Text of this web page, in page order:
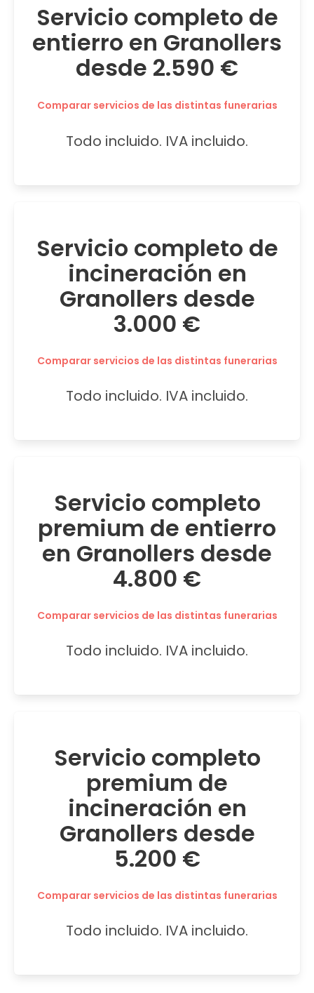
Servicio completo de
entierro en Granollers
desde 2.590 €
Comparar servicios de las distintas funerarias
Todo incluido. IVA incluido.
Servicio completo de
incineración en
Granollers desde
3.000 €
Comparar servicios de las distintas funerarias
Todo incluido. IVA incluido.
Servicio completo
premium de entierro
en Granollers desde
4.800 €
Comparar servicios de las distintas funerarias
Todo incluido. IVA incluido.
Servicio completo
premium de
incineración en
Granollers desde
5.200 €
Comparar servicios de las distintas funerarias
Todo incluido. IVA incluido.